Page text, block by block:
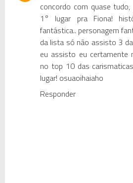
concordo com quase
1° lugar pra Fiona!
fantástica.. personagem
da lista só não assisto 3
eu assisto eu certamente
no top 10 das
lugar! osuaoihaiaho
Responder